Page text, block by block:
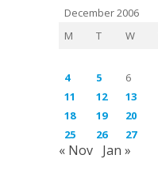
December 2006
M
T W
4
5 6
11
12 13
18
19 20
25
26 27
« Nov Jan »